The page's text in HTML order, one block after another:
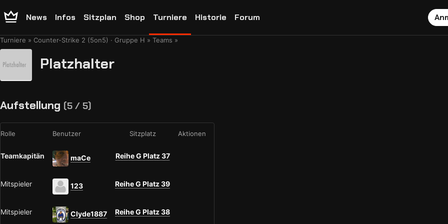
News Infos Sitzplan Shop Turniere Historie Forum
Turniere Counter-Strike 2 (5on5) · Gruppe H Teams
Platzhalter
Aufstellung (5 / 5)
Rolle Benutzer Sitzplatz Aktionen
Teamkapitän maCe Reihe G Platz 37
Mitspieler 123 Reihe G Platz 39
Mitspieler Clyde1887 Reihe G Platz 38